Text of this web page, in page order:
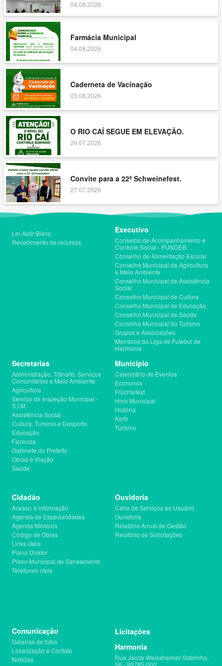
04.08.2026
Farmácia Municipal
04.08.2026
Caderneta de Vacinação
03.08.2026
O RIO CAÍ SEGUE EM ELEVAÇÃO.
29.07.2026
Convite para a 22ª Schweinefest.
27.07.2026
Lei Aldir Blanc
Recebimento de recursos
Executivo
Conselho de Acompanhamento e
Controle Social - FUNDEB
Conselho de Alimentação Escolar
Conselho Municipal de Agricultura
e Meio Ambiente
Conselho Municipal de Assistência
Social
Conselho Municipal de Cultura
Conselho Municipal de Educação
Conselho Municipal de Saúde
Conselho Municipal do Turismo
Grupos e Associações
Membros da Liga de Futebol de
Harmonia
Secretarias
Administração, Trânsito, Serviços
Comunitários e Meio Ambiente
Agricultura
Serviço de Inspeção Municipal -
S.I.M.
Assistência Social
Cultura, Turismo e Desporto
Educação
Fazenda
Gabinete do Prefeito
Obras e Viação
Saúde
Município
Calendário de Eventos
Economia
Früchtefest
Hino Municipal
História
Kerb
Turismo
Cidadão
Acesso à informação
Agenda de Especialidades
Agenda Médicos
Código de Obras
Links úteis
Plano Diretor
Plano Municipal de Saneamento
Telefones úteis
Ouvidoria
Carta de Serviços ao Usuário
Ouvidoria
Relatório Anual de Gestão
Relatório de Solicitações
Comunicação
Galerias de fotos
Localização e Contato
Notícias
Licitações
Harmonia
Rua Jacob Weissheimer Sobrinho,
56 - 95785-000